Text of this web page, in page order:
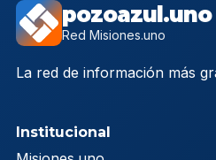
pozoazul.uno
Red Misiones.uno
La red de información más
Institucional